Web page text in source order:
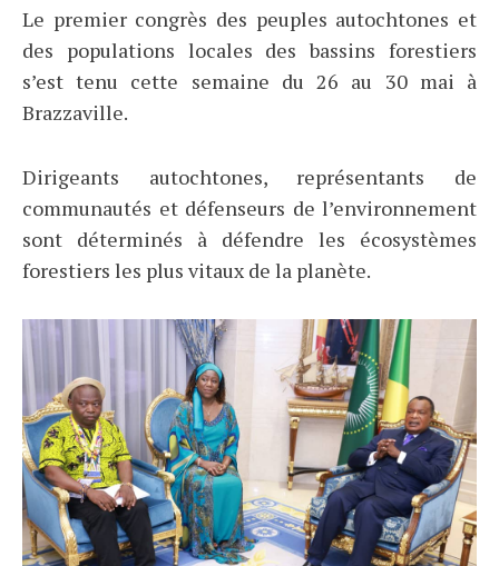
Le premier congrès des peuples autochtones et
des populations locales des bassins forestiers
s’est tenu cette semaine du 26 au 30 mai à
Brazzaville.
Dirigeants autochtones, représentants de
communautés et défenseurs de l’environnement
sont déterminés à défendre les écosystèmes
forestiers les plus vitaux de la planète.